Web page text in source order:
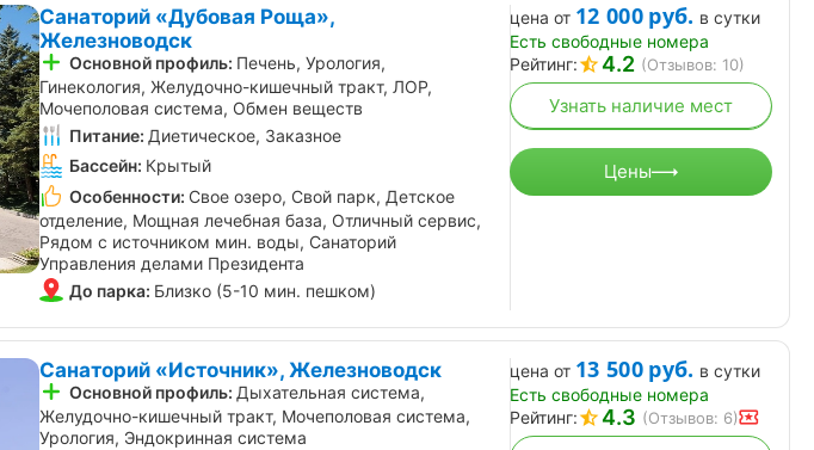
Санаторий «Дубовая Роща»,
Железноводск
Основной профиль: Печень, Урология,
Гинекология, Желудочно-кишечный тракт, ЛОР,
Мочеполовая система, Обмен веществ
Питание: Диетическое, Заказное
Бассейн: Крытый
Особенности: Свое озеро, Свой парк, Детское
отделение, Мощная лечебная база, Отличный сервис,
Рядом с источником мин. воды, Санаторий
Управления делами Президента
До парка: Близко (5-10 мин. пешком)
цена от 12 000 руб. в сутки
Есть свободные номера
Рейтинг:
4.2 (Отзывов: 10)
Узнать наличие мест
Цены
Санаторий «Источник», Железноводск
Основной профиль: Дыхательная система,
Желудочно-кишечный тракт, Мочеполовая система,
Урология, Эндокринная система
цена от 13 500 руб. в сутки
Есть свободные номера
Рейтинг:
4.3 (Отзывов: 6)